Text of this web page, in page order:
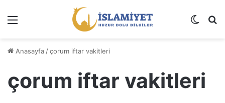
Dış
Anasayfa /çorum iftar vakitleri
çorum iftar vakitleri